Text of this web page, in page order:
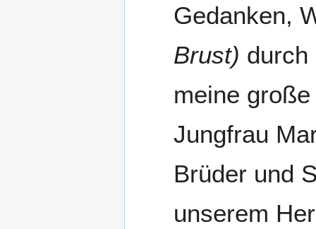
Gedanken,
Brust) durch
meine
Jungfrau
Brüder und
unserem